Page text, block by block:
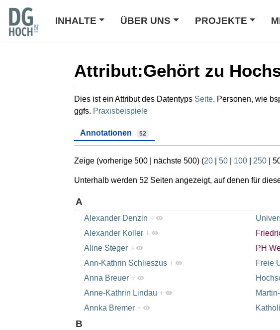
INHALTE ÜBER UNS PROJEKTE
Attribut:Gehört zu
Wechseln zu:Navigation,Suche
Dies ist ein Attribut des Datentyps Seite. Personen, wie
ggfs. Praxisbeispiele
Annotationen 52
Zeige (vorherige 500 nächste 500) (20 50 100 250
Unterhalb werden 52 Seiten angezeigt, auf denen für
A
Alexander Denzin +
Alexander Koller +
Aline Steger + PH
Ann-Kathrin Schlieszus + Freie
Anna Breuer +
Anne-Kathrin Lindau +
Annka Bremer +
B